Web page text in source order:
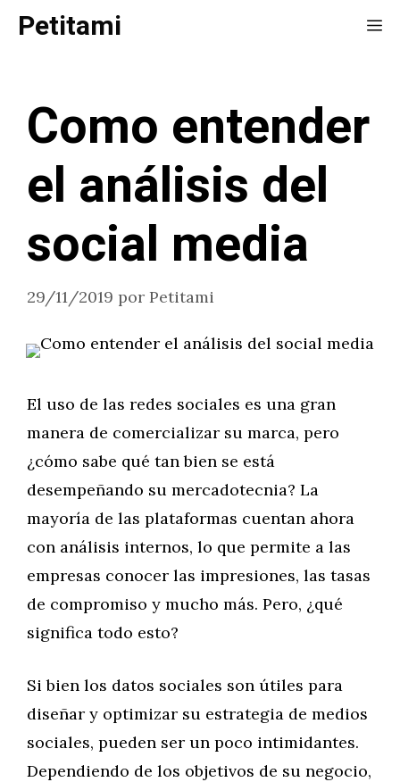
SaltarPetitami
Como entender
el análisis del
social media
29/11/2019 por Petitami
El uso de las redes sociales es una gran
manera de comercializar su marca, pero
¿cómo sabe qué tan bien se está
desempeñando su mercadotecnia? La
mayoría de las plataformas cuentan ahora
con análisis internos, lo que permite a las
empresas conocer las impresiones, las tasas
de compromiso y mucho más. Pero, ¿qué
significa todo esto?
Si bien los datos sociales son útiles para
diseñar y optimizar su estrategia de medios
sociales, pueden ser un poco intimidantes.
Dependiendo de los objetivos de su negocio,